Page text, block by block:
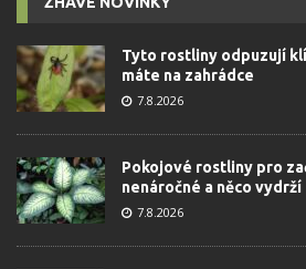
Tyto rostliny odpuzují
máte na zahrádce
7.8.2026
Pokojové rostliny pro
nenáročné a něco vydrží
7.8.2026